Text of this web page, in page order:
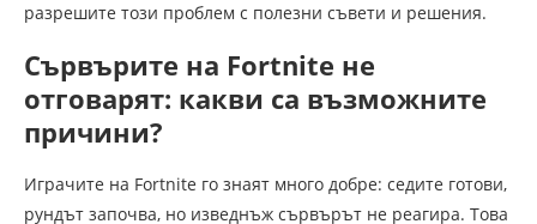
разрешите този проблем с полезни съвети и решения.
Сървърите на Fortnite не
отговарят: какви са възможните
причини?
Играчите на Fortnite го знаят много добре: седите готови,
рундът започва, но изведнъж сървърът не реагира. Това